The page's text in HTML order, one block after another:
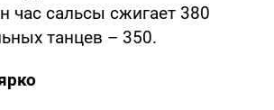
час сальсы сжигает 380
танцев – 350.